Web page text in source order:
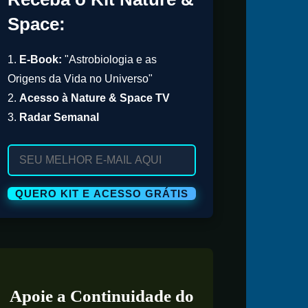
Space:
1. E-Book: "Astrobiologia e as
Origens da Vida no Universo"
2. Acesso à Nature & Space TV
3. Radar Semanal
Apoie a Continuidade do